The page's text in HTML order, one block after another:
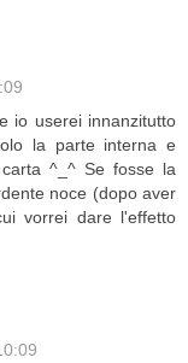
io userei innanzitutto
la parte interna e
^_^ Se fosse la
noce (dopo aver
vorrei dare l'effetto